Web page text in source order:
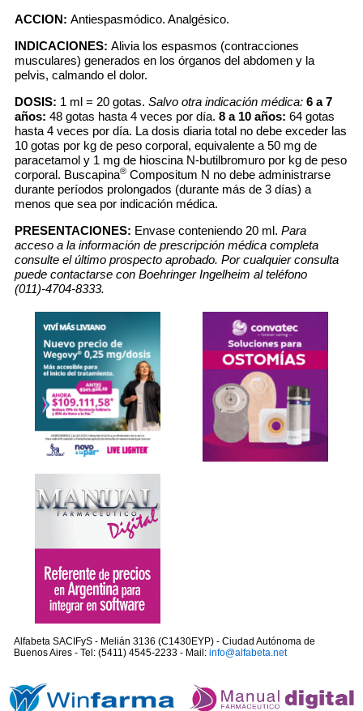
ACCION: Antiespasmódico. Analgésico.
INDICACIONES: Alivia los espasmos (contracciones
musculares) generados en los órganos del abdomen y la
pelvis, calmando el dolor.
DOSIS: 1 ml = 20 gotas. Salvo otra indicación médica: 6 a 7
años: 48 gotas hasta 4 veces por día. 8 a 10 años: 64 gotas
hasta 4 veces por día. La dosis diaria total no debe exceder las
10 gotas por kg de peso corporal, equivalente a 50 mg de
paracetamol y 1 mg de hioscina N-butilbromuro por kg de peso
corporal. Buscapina® Compositum N no debe administrarse
durante períodos prolongados (durante más de 3 días) a
menos que sea por indicación médica.
PRESENTACIONES: Envase conteniendo 20 ml. Para
acceso a la información de prescripción médica completa
consulte el último prospecto aprobado. Por cualquier consulta
puede contactarse con Boehringer Ingelheim al teléfono
(011)-4704-8333.
Alfabeta SACIFyS - Melián 3136 (C1430EYP) - Ciudad Autónoma de
Buenos Aires - Tel: (5411) 4545-2233 - Mail: info@alfabeta.net